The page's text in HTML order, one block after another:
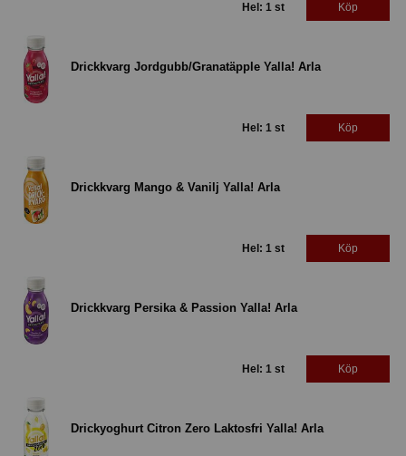
Hel: 1 st Köp
Drickkvarg Jordgubb/Granatäpple Yalla! Arla
Hel: 1 st Köp
Drickkvarg Mango & Vanilj Yalla! Arla
Hel: 1 st Köp
Drickkvarg Persika & Passion Yalla! Arla
Hel: 1 st Köp
Drickyoghurt Citron Zero Laktosfri Yalla! Arla